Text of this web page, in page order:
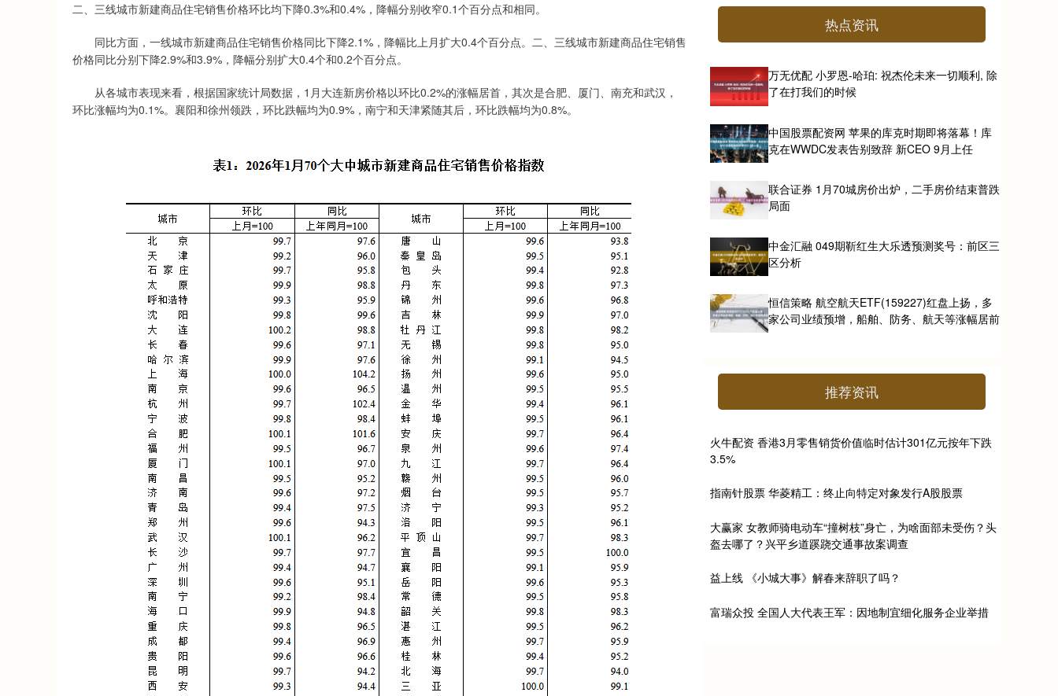
二、三线城市新建商品住宅销售价格环比均下降0.3%和0.4%，降幅分别收窄0.1个百分点和相同。
同比方面，一线城市新建商品住宅销售价格同比下降2.1%，降幅比上月扩大0.4个百分点。二、三线城市新建商品住宅销售
价格同比分别下降2.9%和3.9%，降幅分别扩大0.4个和0.2个百分点。
从各城市表现来看，根据国家统计局数据，1月大连新房价格以环比0.2%的涨幅居首，其次是合肥、厦门、南充和武汉，
环比涨幅均为0.1%。襄阳和徐州领跌，环比跌幅均为0.9%，南宁和天津紧随其后，环比跌幅均为0.8%。
热点资讯
万无优配 小罗恩-哈珀: 祝杰伦未来一切顺利, 除
了在打我们的时候
中国股票配资网 苹果的库克时期即将落幕！库
克在WWDC发表告别致辞 新CEO 9月上任
联合证券 1月70城房价出炉，二手房价结束普跌
局面
中金汇融 049期靳红生大乐透预测奖号：前区三
区分析
恒信策略 航空航天ETF(159227)红盘上扬，多
家公司业绩预增，船舶、防务、航天等涨幅居前
推荐资讯
火牛配资 香港3月零售销货价值临时估计301亿元按年下跌
3.5%
指南针股票 华菱精工：终止向特定对象发行A股股票
大赢家 女教师骑电动车“撞树枝”身亡，为啥面部未受伤？头
盔去哪了？兴平乡道蹊跷交通事故案调查
益上线 《小城大事》解春来辞职了吗？
富瑞众投 全国人大代表王军：因地制宜细化服务企业举措